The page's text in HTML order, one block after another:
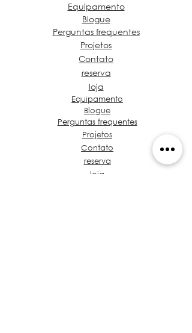
Equipamento
Blogue
Perguntas frequentes
Projetos
Contato
reserva
loja
Equipamento
Blogue
Perguntas frequentes
Projetos
Contato
reserva
loja